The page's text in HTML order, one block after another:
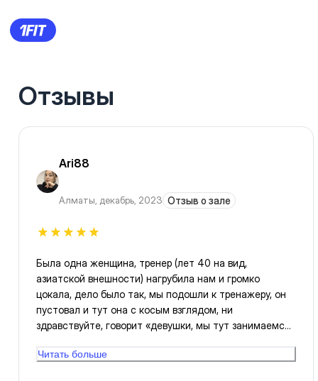
Отзывы
Ari88
Алматы, декабрь, 2023 Отзыв о зале
Была одна женщина, тренер (лет 40 на вид,
азиатской внешности) нагрубила нам и громко
цокала, дело было так, мы подошли к тренажеру, он
пустовал и тут она с косым взглядом, ни
здравствуйте, говорит «девушки, мы тут занимаемся»
приветливые, девушка на ресепшн, очень приятная,
Читать больше